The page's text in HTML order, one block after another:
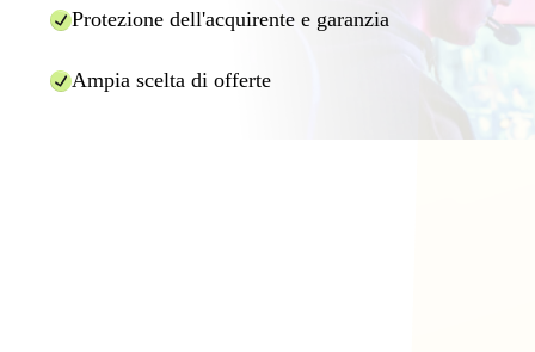
Protezione dell'acquirente e garanzia
Ampia scelta di offerte